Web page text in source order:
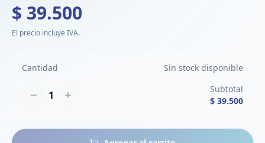
$ 39.500
El precio incluye IVA.
Cantidad Sin stock disponible
1
Subtotal
$ 39.500